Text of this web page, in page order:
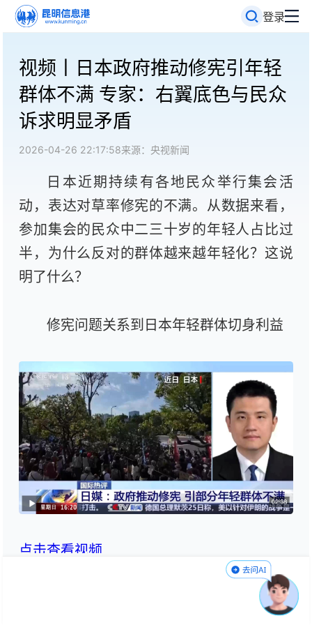
登录
视频丨日本政府推动修宪引年轻
群体不满 专家：右翼底色与民众
诉求明显矛盾
2026-04-26 22:17:58来源：央视新闻
日本近期持续有各地民众举行集会活
动，表达对草率修宪的不满。从数据来看，
参加集会的民众中二三十岁的年轻人占比过
半，为什么反对的群体越来越年轻化？这说
明了什么？
修宪问题关系到日本年轻群体切身利益
点击查看视频
中国社科院日本研究所助理研究员 孟明